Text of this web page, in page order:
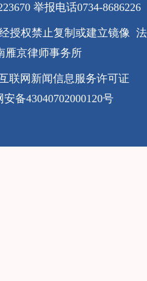
举报电话0734-8686226
授权禁止复制或建立镜像 法
雁京律师事务所
联网新闻信息服务许可证
备43040702000120号